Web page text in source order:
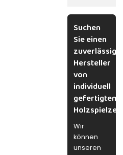
Suchen
Sie einen
Hersteller
von
individuell
gefertigtem
Wir
können
unseren